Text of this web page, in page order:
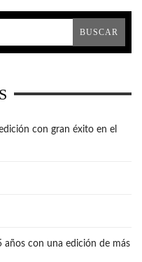
con gran éxito en el
años con una edición de más